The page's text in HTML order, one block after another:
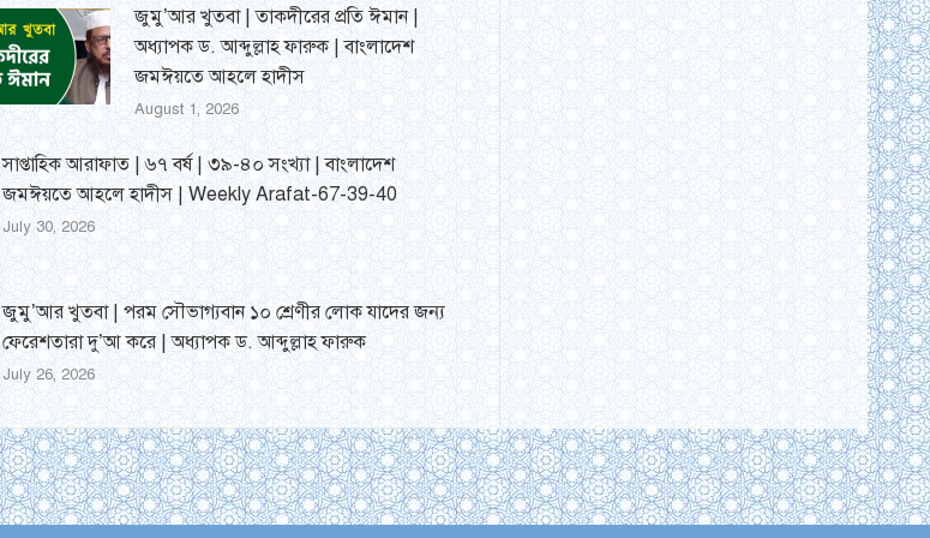
জুমু’আর খুতবা | তাকদীরের প্রতি ঈমান |
অধ্যাপক ড. আব্দুল্লাহ ফারুক | বাংলাদেশ
জমঈয়তে আহলে হাদীস
August 1, 2026
সাপ্তাহিক আরাফাত | ৬৭ বর্ষ | ৩৯-৪০ সংখ্যা | বাংলাদেশ
জমঈয়তে আহলে হাদীস | Weekly Arafat-67-39-40
July 30, 2026
জুমু’আর খুতবা | পরম সৌভাগ্যবান ১০ শ্রেণীর লোক যাদের জন্য
ফেরেশতারা দু’আ করে | অধ্যাপক ড. আব্দুল্লাহ ফারুক
July 26, 2026